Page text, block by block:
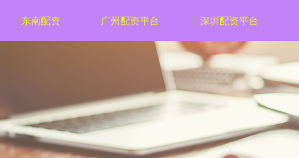
东南配资 广州配资平台 深圳配资平台